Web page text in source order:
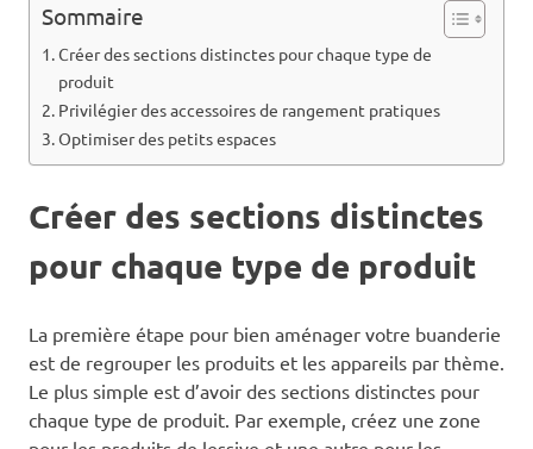
Sommaire
Créer des sections distinctes pour chaque type de
produit
Privilégier des accessoires de rangement pratiques
Optimiser des petits espaces
Créer des sections distinctes
pour chaque type de produit
La première étape pour bien aménager votre buanderie
est de regrouper les produits et les appareils par thème.
Le plus simple est d’avoir des sections distinctes pour
chaque type de produit. Par exemple, créez une zone